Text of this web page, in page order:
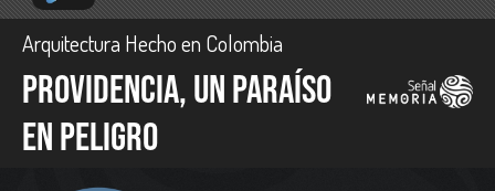
Arquitectura Hecho en Colombia
Providencia, un paraíso
en peligro